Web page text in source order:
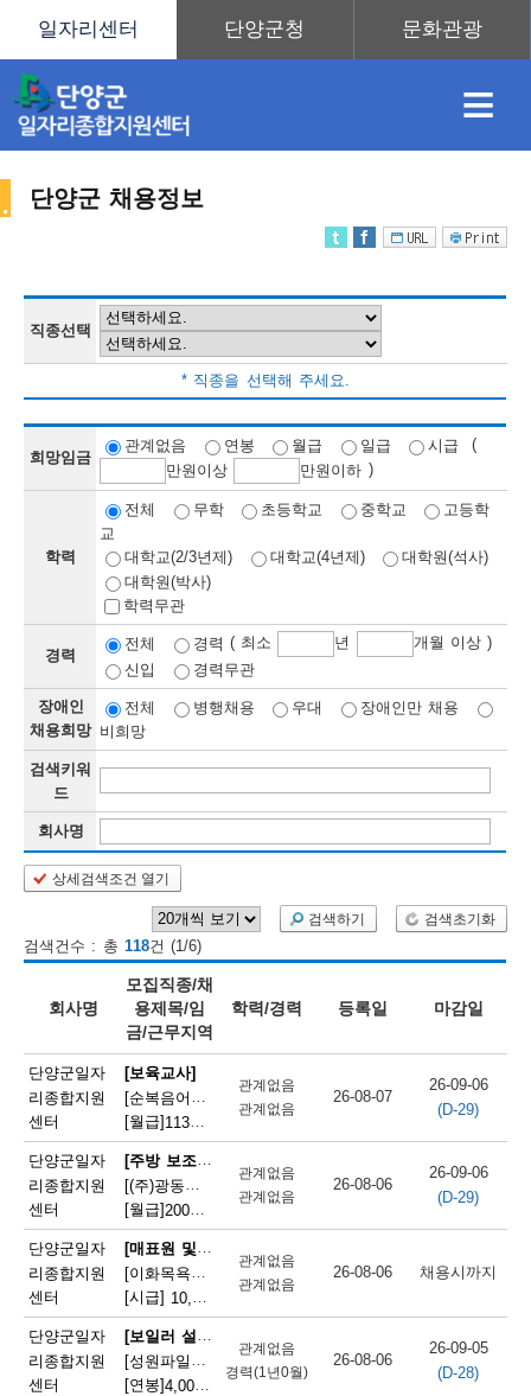
≡
보
보
련
정
우
미
내
단양군 채용정보
직종선택
* 직종을 선택해 주세요.
희망임금
관계없음 연봉 월급 일급 시급
(
만원이상 만원이하 )
학력
전체 무학 초등학교 중학교
고등학
교
대학교(2/3년제)
대학교(4년제)
대학원(석사)
대학원(박사)
학력무관
경력
전체 경력 ( 최소 년
개월 이상 )
신입
경력무관
장애인
채용희망
전체 병행채용 우대
장애인만 채용
비희망
검색키워
드
회사명
상세검색조건 열기
검색하기 검색초기화
검색건수 : 총 118건 (1/6)
회사명
모집직종/채
용제목/임
금/근무지역
학력/경력 등록일 마감일
단양군일자
리종합지원
센터
[보육교사]
[순복음어린이집] 순복음어린이집 보육교사(오전보조) 모집
[월급] 113만원
관계없음
관계없음
26-08-07
26-09-06
(D-29)
단양군일자
리종합지원
센터
[주방 보조원]
[(주)광동유통] 세척(설거지) 직원 모집(고속도로휴게소)
[월급] 200만원
관계없음
관계없음
26-08-06
26-09-06
(D-29)
단양군일자
리종합지원
센터
[매표원 및 복권 판매원]
[이화목욕탕찜질방] 이화파크텔 카운터 직원 모집
[시급] 10,320원 |
관계없음
관계없음
26-08-06 채용시까지
단양군일자
리종합지원
센터
[보일러 설치 및 정비원]
[성원파일주식회사]공장 보일러기사 채용 (에너지자격 우대 / 정규직)
[연봉]4,000만원 충청북도 단양군 매포읍 단양산업단지2로 47
관계없음
경력(1년0월)
26-08-06
26-09-05
(D-28)
채
용
보
오
등
채
용
정
보
오
늘
마
감
되